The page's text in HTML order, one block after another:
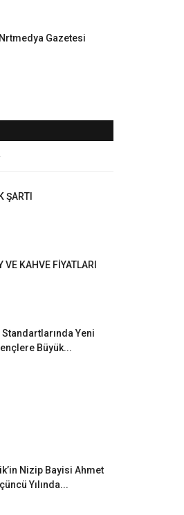
Gazetesi
ŞARTI
VE KAHVE FİYATLARI
Standartlarında Yeni
Büyük...
Nizip Bayisi Ahmet
Yılında...